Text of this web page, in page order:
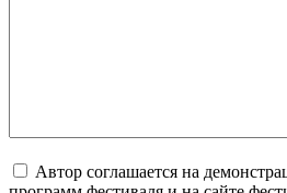
Автор соглашается на